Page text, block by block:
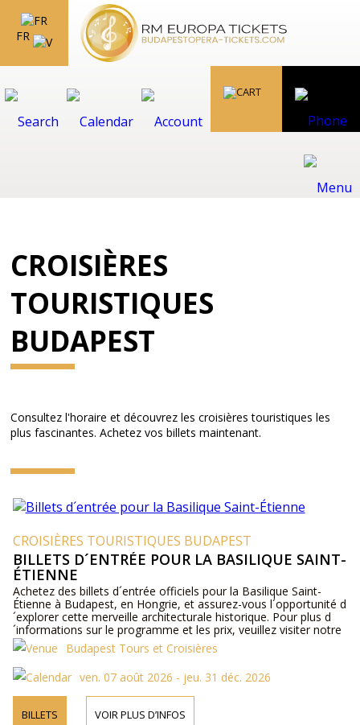
FR
CROISIÈRES
TOURISTIQUES
BUDAPEST
Consultez l'horaire et découvrez les croisières touristiques les
plus fascinantes. Achetez vos billets maintenant.
CROISIÈRES TOURISTIQUES BUDAPEST
BILLETS D´ENTRÉE POUR LA BASILIQUE SAINT-
ÉTIENNE
Achetez des billets d´entrée officiels pour la Basilique Saint-
Étienne à Budapest, en Hongrie, et assurez-vous l´opportunité d
´explorer cette merveille architecturale historique. Pour plus d
´informations sur le programme et les prix, veuillez visiter notre
site web ou nous contacter par téléphone.
Budapest Tours et Croisières
ven. 07 août 2026 - jeu. 31 déc. 2026
BILLETS VOIR PLUS D’INFOS